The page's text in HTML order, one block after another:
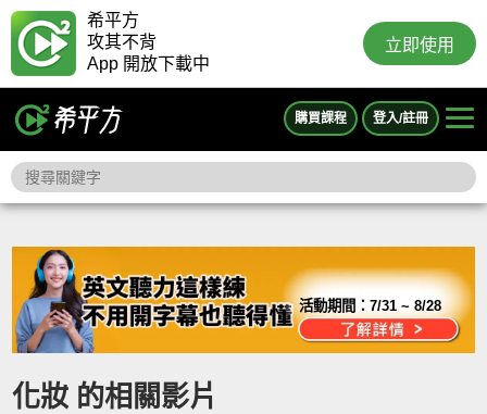
希平方
攻其不背
App 開放下載中
立即使用
購買課程 登入/註冊
活動期間：7/31 ~ 8/28
化妝 的相關影片